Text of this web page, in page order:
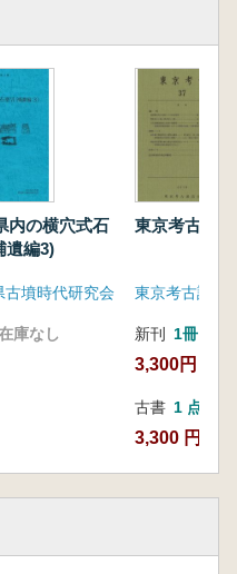
内の横穴式石
遺編3)
古墳時代研究会
庫なし
東京考古 第
東京考古談話
新刊 1冊
3,300円
古書 1 点
3,300 円